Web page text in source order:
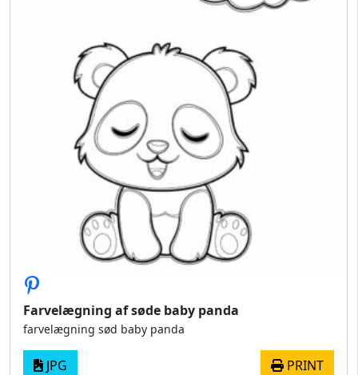
Farvelægning af søde baby panda
farvelægning sød baby panda
JPG PRINT